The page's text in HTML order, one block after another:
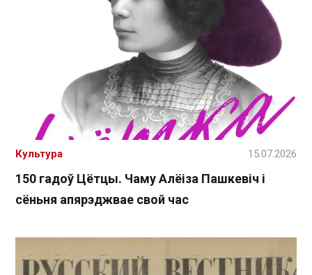
150 гадоў Цётцы. Чаму Алёіза Пашкевіч і
сёньня апярэджвае свой час
Культура 15.07.2026